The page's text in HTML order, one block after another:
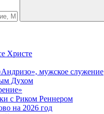
Христе
мужское служение
Духом
с Риком Реннером
на 2026 год